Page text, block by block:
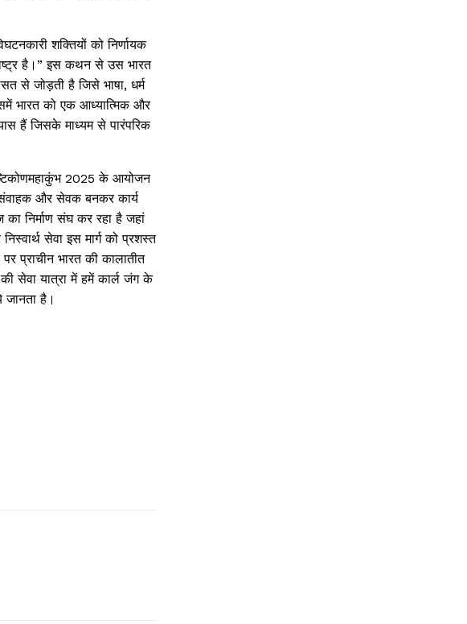
शक्तियों को निर्णायक
है।” इस कथन से उस भारत
से जोड़ती है जिसे भाषा, धर्म
भारत को एक आध्यात्मिक और
हैं जिसके माध्यम से पारंपरिक
2025 के आयोजन
संवाहक और सेवक बनकर कार्य
निर्माण संघ कर रहा है जहां
सेवा इस मार्ग को प्रशस्त
प्राचीन भारत की कालातीत
सेवा यात्रा में हमें कार्ल जंग के
जानता है।